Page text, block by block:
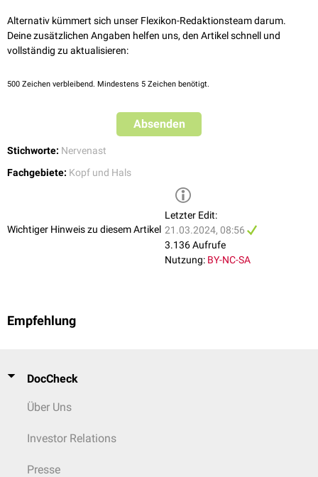
Medulla oblongata
weiter. Dort enden sie in der Pars inferior des
tractus solitarii.
siehe auch: Barorezeptorreflex
Alternativ kümmert sich unser Flexikon-Redaktionsteam darum.
Deine zusätzlichen Angaben helfen uns, den Artikel schnell und
vollständig zu aktualisieren:
500 Zeichen verbleibend. Mindestens 5 Zeichen benötigt.
Absenden
Stichworte: Nervenast
Fachgebiete: Kopf und Hals
Wichtiger Hinweis zu diesem Artikel
Letzter Edit:
21.03.2024, 08:56
3.136 Aufrufe
Nutzung: BY-NC-SA
Empfehlung
DocCheck
Über Uns
Investor Relations
Presse